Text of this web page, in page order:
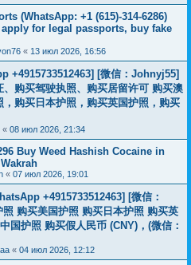
(WhatsApp: +1 (615)-314-6286)
for legal passports, buy fake
« 13 июл 2026, 16:56
+4915733512463] [微信：Johnyj55]
购买驾驶执照、购买居留许可 购买澳
购买日本护照，购买英国护照，购买
« 08 июл 2026, 21:34
Buy Weed Hashish Cocaine in
« 07 июл 2026, 19:01
+4915733512463] [微信：
购买美国护照 购买日本护照 购买英
国护照 购买假人民币 (CNY)，(微信：
« 04 июл 2026, 12:12